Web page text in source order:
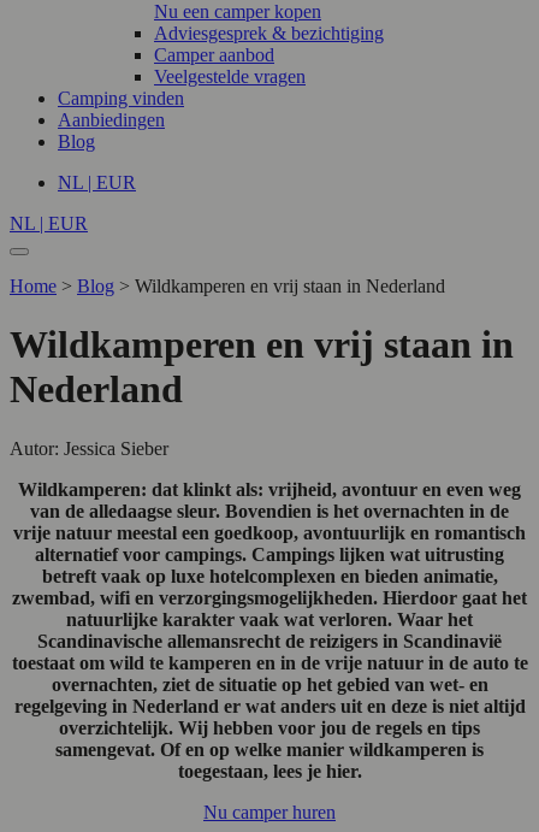
Nu een camper kopen
Adviesgesprek & bezichtiging
Camper aanbod
Veelgestelde vragen
Camping vinden
Aanbiedingen
Blog
NL | EUR
NL | EUR
Home > Blog > Wildkamperen en vrij staan in Nederland
Wildkamperen en vrij staan in
Nederland
Autor: Jessica Sieber
Wildkamperen: dat klinkt als: vrijheid, avontuur en even weg
van de alledaagse sleur. Bovendien is het overnachten in de
vrije natuur meestal een goedkoop, avontuurlijk en romantisch
alternatief voor campings. Campings lijken wat uitrusting
betreft vaak op luxe hotelcomplexen en bieden animatie,
zwembad, wifi en verzorgingsmogelijkheden. Hierdoor gaat het
natuurlijke karakter vaak wat verloren. Waar het
Scandinavische allemansrecht de reizigers in Scandinavië
toestaat om wild te kamperen en in de vrije natuur in de auto te
overnachten, ziet de situatie op het gebied van wet- en
regelgeving in Nederland er wat anders uit en deze is niet altijd
overzichtelijk. Wij hebben voor jou de regels en tips
samengevat. Of en op welke manier wildkamperen is
toegestaan, lees je hier.
Nu camper huren